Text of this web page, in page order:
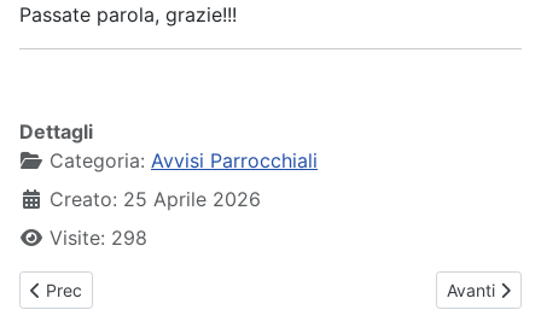
Passate parola, grazie!!!
Dettagli
Categoria: Avvisi Parrocchiali
Creato: 25 Aprile 2026
Visite: 298
Articolo precedente: Avvisi Parrocchiali - 03 maggio 2026
Prec Articolo
Avanti